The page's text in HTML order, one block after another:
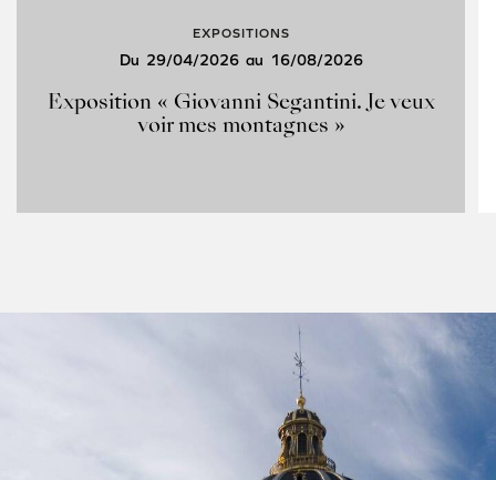
EXPOSITIONS
Du 29/04/2026 au 16/08/2026
Exposition « Giovanni Segantini. Je veux
voir mes montagnes »